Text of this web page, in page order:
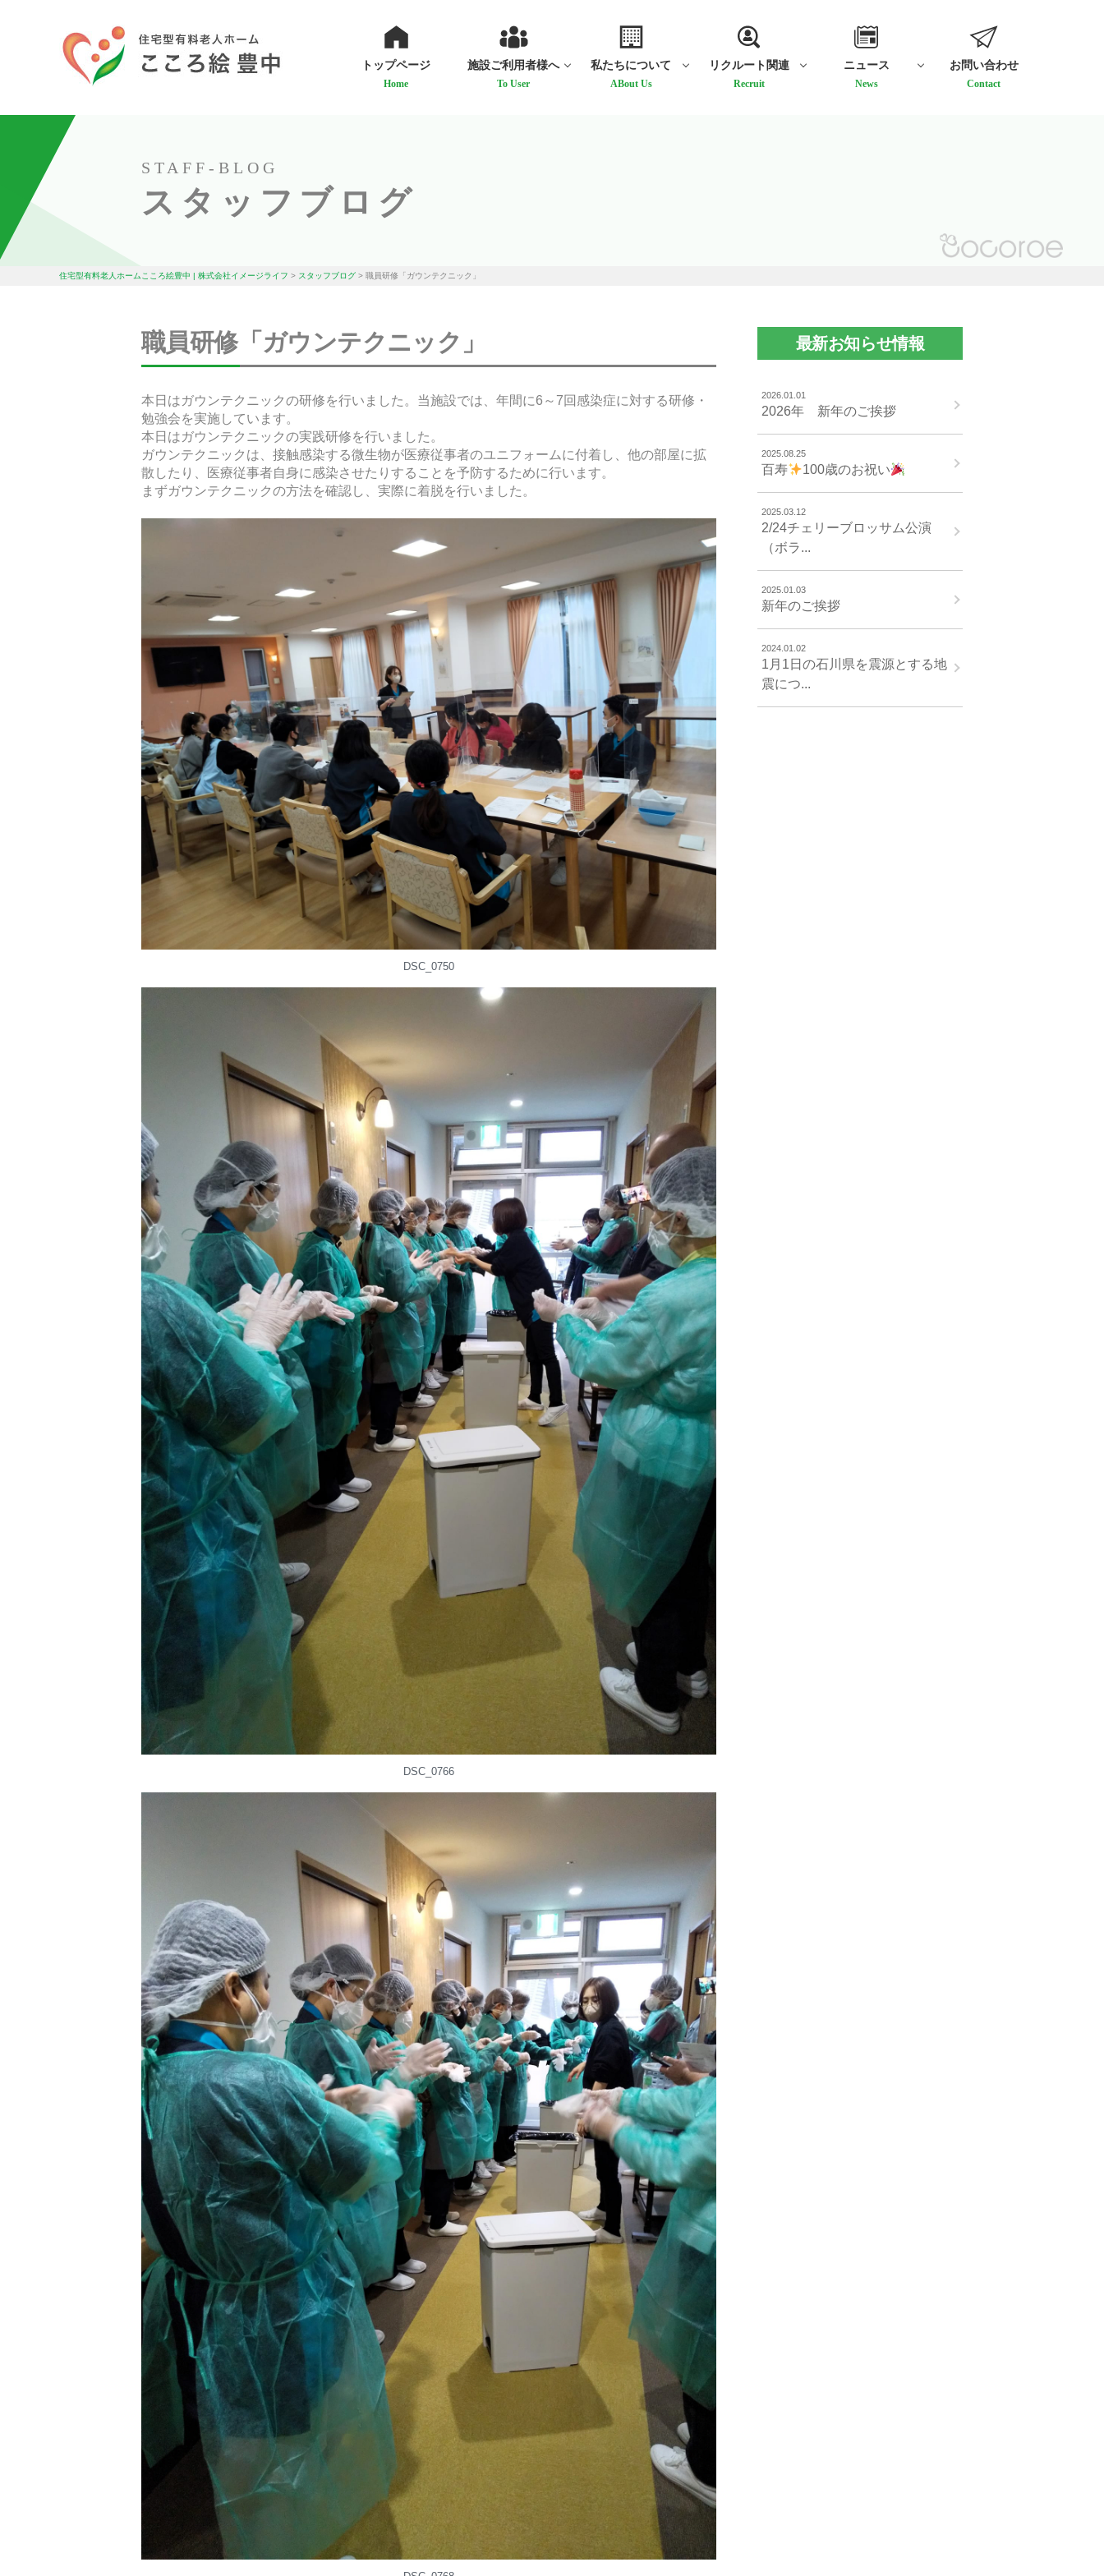
トップページ
Home
施設ご利用者様へ
To User
私たちについて
ABout Us
リクルート関連
Recruit
ニュース
News
お問い合わせ
Contact
STAFF-BLOG
スタッフブログ
住宅型有料老人ホームこころ絵豊中 | 株式会社イメージライフ > スタッフブログ > 職員研修「ガウンテクニック」
職員研修「ガウンテクニック」
本日はガウンテクニックの研修を行いました。当施設では、年間に6～7回感染症に対する研修・
勉強会を実施しています。
本日はガウンテクニックの実践研修を行いました。
ガウンテクニックは、接触感染する微生物が医療従事者のユニフォームに付着し、他の部屋に拡
散したり、医療従事者自身に感染させたりすることを予防するために行います。
まずガウンテクニックの方法を確認し、実際に着脱を行いました。
DSC_0750
DSC_0766
最新お知らせ情報
2026.01.01
2026年 新年のご挨拶
2025.08.25
百寿 100歳のお祝い
2025.03.12
2/24チェリーブロッサム公演
（ボラ...
2025.01.03
新年のご挨拶
2024.01.02
1月1日の石川県を震源とする地
震につ...